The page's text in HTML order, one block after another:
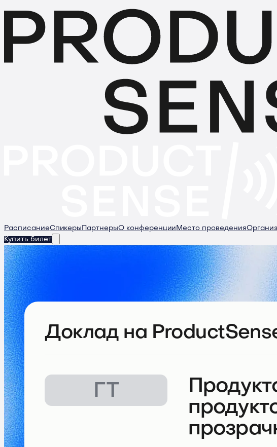
РасписаниеСпикеры ПартнерыО конференции Место проведения
Купить билет
Доклад на
ГТ